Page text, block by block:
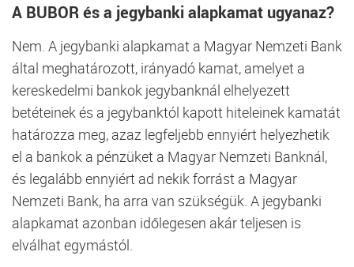
A BUBOR és a jegybanki alapkamat ugyanaz?
Nem. A jegybanki alapkamat a Magyar Nemzeti Bank
által meghatározott, irányadó kamat, amelyet a
kereskedelmi bankok jegybanknál elhelyezett
betéteinek és a jegybanktól kapott hiteleinek kamatát
határozza meg, azaz legfeljebb ennyiért helyezhetik
el a bankok a pénzüket a Magyar Nemzeti Banknál,
és legalább ennyiért ad nekik forrást a Magyar
Nemzeti Bank, ha arra van szükségük. A jegybanki
alapkamat azonban időlegesen akár teljesen is
elválhat egymástól.